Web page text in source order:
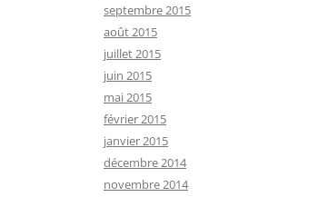
septembre 2015
août 2015
juillet 2015
juin 2015
mai 2015
février 2015
janvier 2015
décembre 2014
novembre 2014